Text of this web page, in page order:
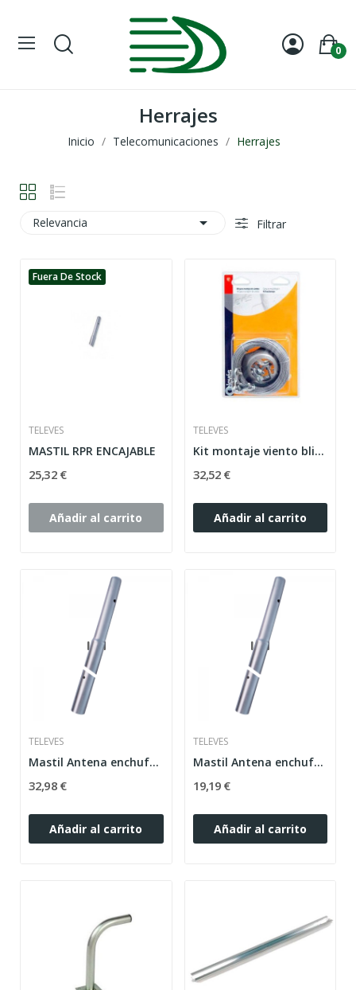
0
Herrajes
Inicio Telecomunicaciones Herrajes
Relevancia  Filtrar
Fuera De Stock
TELEVES
MASTIL RPR ENCAJABLE
25,32 €
Añadir al carrito
TELEVES
Kit montaje viento blister
32,52 €
Añadir al carrito
TELEVES
Mastil Antena enchufable 40 x 3m x 2mm Televes...
32,98 €
Añadir al carrito
TELEVES
Mastil Antena enchufable 2,50 x 35 x 1,5 mm...
19,19 €
Añadir al carrito